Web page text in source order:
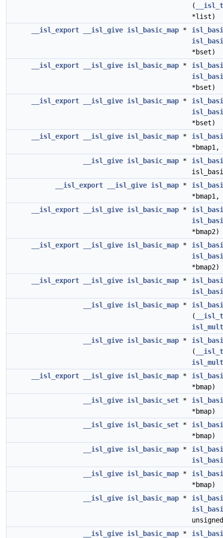
(
*list)
__isl_export
__isl_give isl_basic_map *
*bset)
__isl_export
__isl_give isl_basic_map *
*bset)
__isl_export
__isl_give isl_basic_map *
*bset)
__isl_export
__isl_give isl_basic_map *
*bmap1,
__isl_give isl_basic_map *
__isl_export
__isl_give isl_map *
*bmap1,
__isl_export
__isl_give isl_basic_map *
*bmap2)
__isl_export
__isl_give isl_basic_map *
*bmap2)
__isl_export
__isl_give isl_basic_map *
__isl_give isl_basic_map *
(
__isl_give isl_basic_map *
(
__isl_export
__isl_give isl_basic_map *
*bmap)
__isl_give isl_basic_set *
*bmap)
__isl_give isl_basic_set *
*bmap)
__isl_give isl_basic_map *
__isl_give isl_basic_map *
*bmap)
__isl_give isl_basic_map *
__isl_give isl_basic_map *